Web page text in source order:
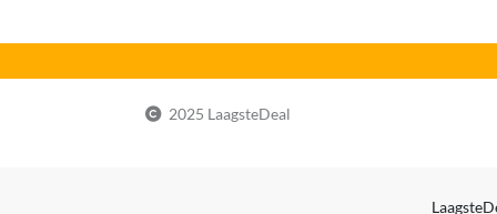
2025 LaagsteDeal